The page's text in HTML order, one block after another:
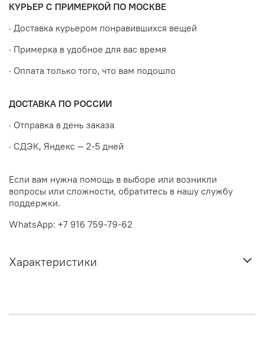
КУРЬЕР С ПРИМЕРКОЙ ПО МОСКВЕ
· Доставка курьером понравившихся вещей
· Примерка в удобное для вас время
· Оплата только того, что вам подошло
ДОСТАВКА ПО РОССИИ
· Отправка в день заказа
· СДЭК, Яндекс — 2-5 дней
Если вам нужна помощь в выборе или возникли
вопросы или сложности, обратитесь в нашу службу
поддержки.
WhatsApp: +7 916 759-79-62
Характеристики